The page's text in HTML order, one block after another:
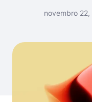
novembro